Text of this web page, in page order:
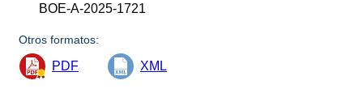
BOE-A-2025-1721
Otros formatos:
PDF XML